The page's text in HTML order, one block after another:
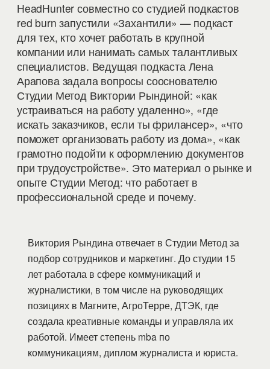
HeadHunter совместно со студией подкастов
red burn запустили «Захантили» — подкаст
для тех, кто хочет работать в крупной
компании или нанимать самых талантливых
специалистов. Ведущая подкаста Лена
Арапова задала вопросы сооснователю
Студии Метод Виктории Рындиной: «как
устраиваться на работу удаленно», «где
искать заказчиков, если ты фрилансер», «что
поможет организовать работу из дома», «как
грамотно подойти к оформлению документов
при трудоустройстве». Это материал о рынке и
опыте Студии Метод: что работает в
профессиональной среде и почему.
Виктория Рындина отвечает в Студии Метод за
подбор сотрудников и маркетинг. До студии 15
лет работала в сфере коммуникаций и
журналистики, в том числе на руководящих
позициях в Магните, АгроТерре, ДТЭК, где
создала креативные команды и управляла их
работой. Имеет степень mba по
коммуникациям, диплом журналиста и юриста.